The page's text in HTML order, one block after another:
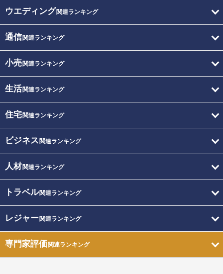
ウエディング関連ランキング
通信関連ランキング
小売関連ランキング
生活関連ランキング
住宅関連ランキング
ビジネス 関連ランキング
人材関連ランキング
トラベル関連ランキング
レジャー関連ランキング
専門家評価関連ランキング